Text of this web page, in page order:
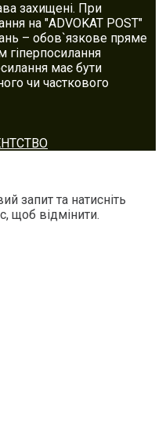
захищені. При
на "ADVOKAT POST"
– обов`язкове пряме
гіперпосилання
має бути
чи часткового
запит та натисніть
щоб відмінити.